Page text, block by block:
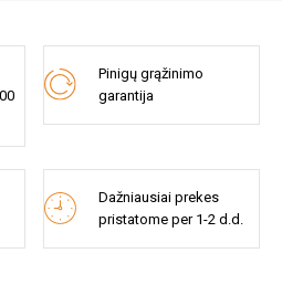
Pinigų grąžinimo
garantija
Dažniausiai prekes
pristatome per 1-2 d.d.